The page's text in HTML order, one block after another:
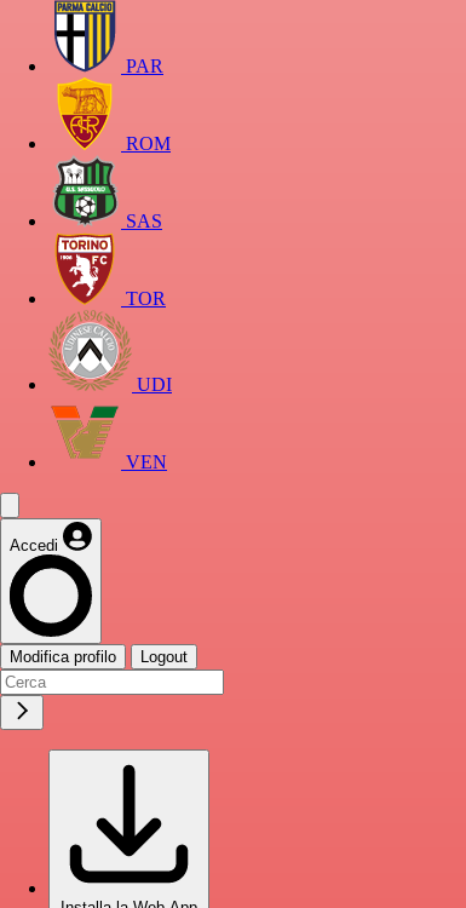
PAR
ROM
SAS
TOR
UDI
VEN
Accedi
Modifica profilo Logout